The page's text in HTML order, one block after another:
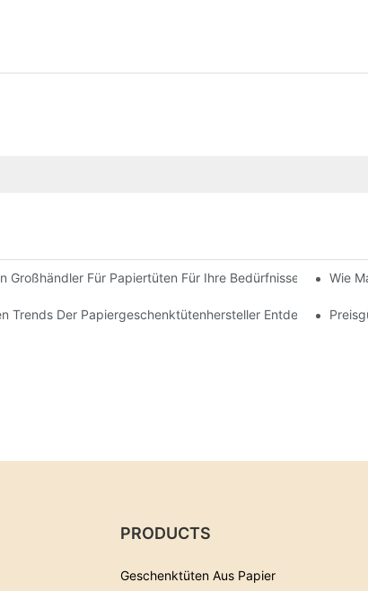
Großhändler Für Papiertüten Für Ihre Bedürfnisse Auswählen
Wie
Trends Der Papiergeschenktütenhersteller Entdecken
PRODUCTS
Geschenktüten Aus Papier